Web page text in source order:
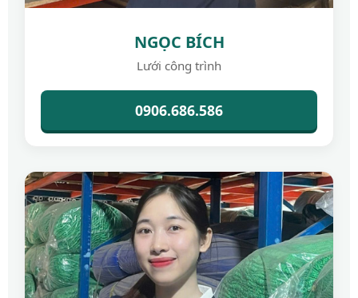
NGỌC BÍCH
Lưới công trình
0906.686.586